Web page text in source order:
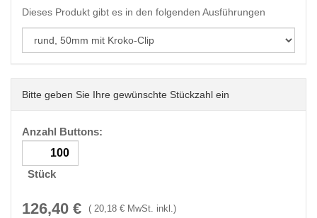
Dieses Produkt gibt es in den folgenden Ausführungen
Bitte geben Sie Ihre gewünschte Stückzahl ein
Anzahl Buttons:
Stück
126,40 € ( 20,18 € MwSt. inkl.)